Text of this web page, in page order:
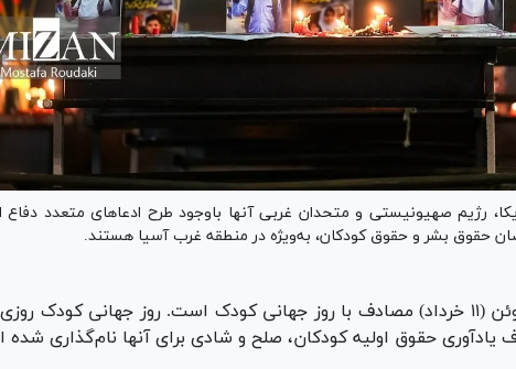
رژیم صهیونیستی و متحدان غربی آنها باوجود طرح ادعا‌های متعدد دفاع
حقوق بشر و حقوق کودکان، به‌ویژه در منطقه غرب آسیا هستند.
امروز، اول ژوئن (۱۱ خرداد) مصادف با روز جهانی کودک است. روز جهانی کودک
یادآوری حقوق اولیه کودکان، صلح و شادی برای آنها نام‌گذاری